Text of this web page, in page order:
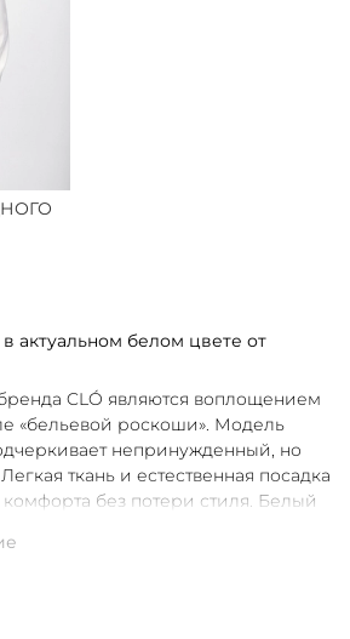
актуальном белом цвете от
CLÓ являются воплощением
«бельевой роскоши». Модель
непринужденный, но
ткань и естественная посадка
без потери стиля. Белый
Такая рубашка легко